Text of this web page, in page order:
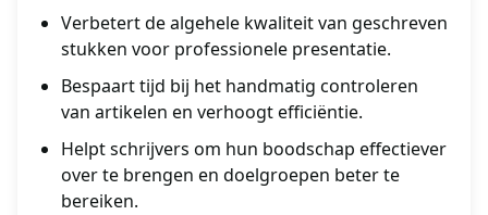
Verbetert de algehele kwaliteit van geschreven
stukken voor professionele presentatie.
Bespaart tijd bij het handmatig controleren
van artikelen en verhoogt efficiëntie.
Helpt schrijvers om hun boodschap effectiever
over te brengen en doelgroepen beter te
bereiken.